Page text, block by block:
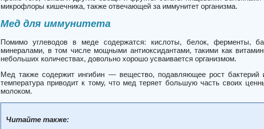
микрофлоры кишечника, также отвечающей за иммунитет организма.
Мед для иммунитета
Помимо углеводов в меде содержатся: кислоты, белок, ферменты,
минералами, в том числе мощными антиоксидантами, такими как
небольших количествах, довольно хорошо усваивается организмом.
Мед также содержит ингибин — вещество, подавляющее рост
температура приводит к тому, что мед теряет большую часть своих
молоком.
Читайте также: